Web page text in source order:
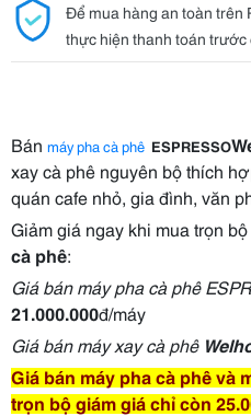
Để mua hàng an toàn trên
thực hiện thanh toán
Bán máy pha cà phê ESPRESSO
xay cà phê nguyên bộ thích
quán cafe nhỏ, gia đình, văn
Giảm giá ngay khi mua trọn bộ
cà phê:
Giá bán máy pha cà phê
21.000.000đ/máy
Giá bán máy xay cà phê
Giá bán máy pha cà phê và
trọn bộ giám giá chỉ còn